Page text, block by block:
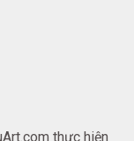
thực hiện